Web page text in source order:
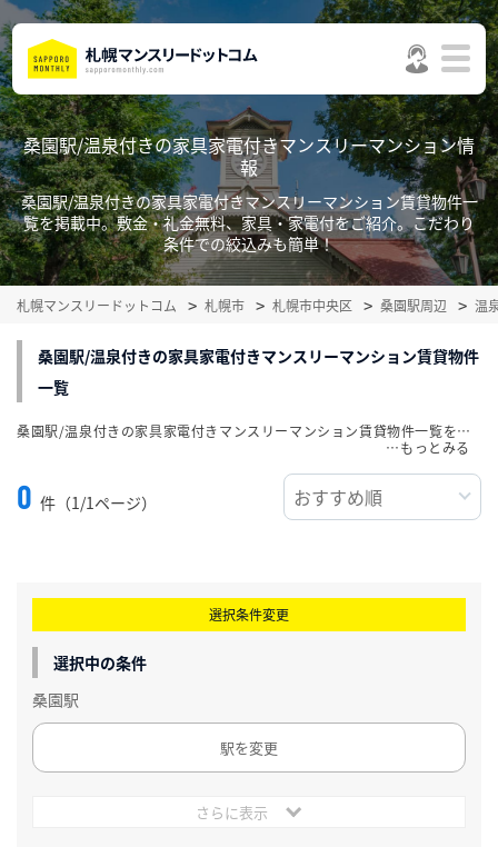
桑園駅/温泉付きの家具家電付きマンスリーマンション情
報
桑園駅/温泉付きの家具家電付きマンスリーマンション賃貸物件一
覧を掲載中。敷金・礼金無料、家具・家電付をご紹介。こだわり
条件での絞込みも簡単！
札幌マンスリードットコム 札幌市 札幌市中央区 桑園駅周辺 温
桑園駅/温泉付きの家具家電付きマンスリーマンション賃貸物件
一覧
0 件（1/1ページ）
桑園駅/温泉付きの家具家電付きマンスリーマンション賃貸物件一覧を掲載中。敷金・礼金無料、家具・家電付をご紹介。こだわり条件での絞込みも簡単！
…
選択条件変更
選択中の条件
桑園駅
駅を変更
さらに表示